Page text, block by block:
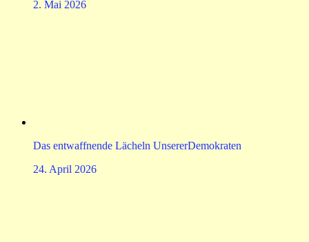
2. Mai 2026
Das entwaffnende Lächeln UnsererDemokraten
24. April 2026